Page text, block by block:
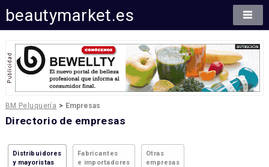
beautymarket.es
BM Peluquería > Empresas
Directorio de empresas
Distribuidores
y mayoristas
Fabricantes
e importadores
Otras
empresas